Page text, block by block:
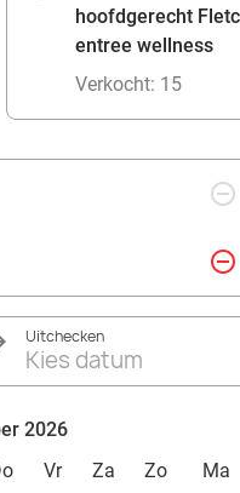
hoofdgerecht
entree wellness
Verkocht: 15
remove_circle_outline
remove_circle_outline
Uitchecken
Kies datum
2026
Vr Za Zo
Ma